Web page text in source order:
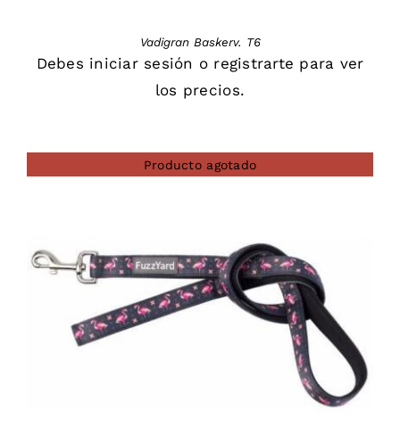
Vadigran Baskerv. T6
Debes iniciar sesión o registrarte para ver
los precios.
Producto agotado